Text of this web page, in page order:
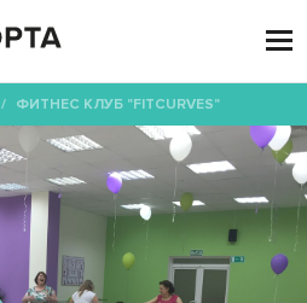

/ ФИТНЕС КЛУБ "FITCURVES"